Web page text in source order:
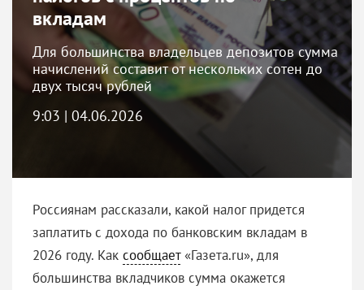
вкладам
Для большинства владельцев депозитов сумма
начислений составит от нескольких сотен до
двух тысяч рублей
9:03 | 04.06.2026
Россиянам рассказали, какой налог придется
заплатить с дохода по банковским вкладам в
2026 году. Как сообщает«Газета.ru», для
большинства вкладчиков сумма окажется